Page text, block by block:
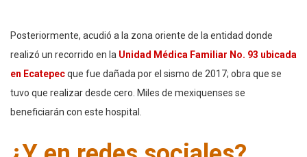
Posteriormente, acudió a la zona oriente de la entidad donde
realizó un recorrido en la Unidad Médica Familiar No. 93 ubicada
en Ecatepecque fue dañada por el sismo de 2017; obra que se
tuvo que realizar desde cero. Miles de mexiquenses se
beneficiarán con este hospital.